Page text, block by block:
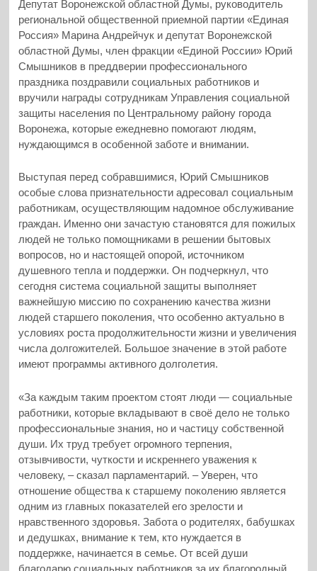
Депутат Воронежской областной Думы, руководитель
региональной общественной приемной партии «Единая
Россия» Марина Андрейчук и депутат Воронежской
областной Думы, член фракции «Единой России» Юрий
Смышников в преддверии профессионального
праздника поздравили социальных работников и
вручили награды сотрудникам Управления социальной
защиты населения по Центральному району города
Воронежа, которые ежедневно помогают людям,
нуждающимся в особенной заботе и внимании.
Выступая перед собравшимися, Юрий Смышников
особые слова признательности адресовал социальным
работникам, осуществляющим надомное обслуживание
граждан. Именно они зачастую становятся для пожилых
людей не только помощниками в решении бытовых
вопросов, но и настоящей опорой, источником
душевного тепла и поддержки. Он подчеркнул, что
сегодня система социальной защиты выполняет
важнейшую миссию по сохранению качества жизни
людей старшего поколения, что особенно актуально в
условиях роста продолжительности жизни и увеличения
числа долгожителей. Большое значение в этой работе
имеют программы активного долголетия.
«За каждым таким проектом стоят люди — социальные
работники, которые вкладывают в своё дело не только
профессиональные знания, но и частицу собственной
души. Их труд требует огромного терпения,
отзывчивости, чуткости и искреннего уважения к
человеку, – сказал парламентарий. – Уверен, что
отношение общества к старшему поколению является
одним из главных показателей его зрелости и
нравственного здоровья. Забота о родителях, бабушках
и дедушках, внимание к тем, кто нуждается в
поддержке, начинается в семье. От всей души
благодарю социальных работников за их благородный